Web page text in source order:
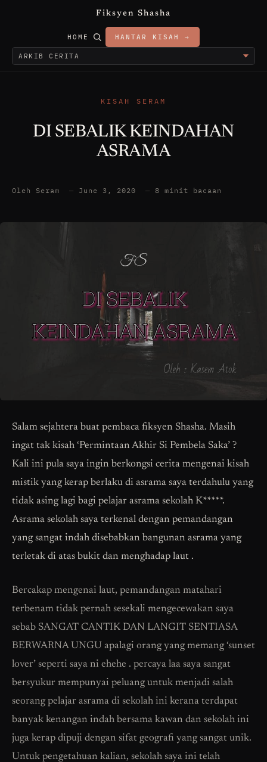
Fiksyen Shasha
HOME HANTAR KISAH →
KISAH SERAM
DI SEBALIK KEINDAHAN
ASRAMA
Oleh Seram — June 3, 2020 — 8 minit bacaan
Salam sejahtera buat pembaca fiksyen Shasha. Masih
ingat tak kisah ‘Permintaan Akhir Si Pembela Saka’ ?
Kali ini pula saya ingin berkongsi cerita mengenai kisah
mistik yang kerap berlaku di asrama saya terdahulu yang
tidak asing lagi bagi pelajar asrama sekolah K*****.
Asrama sekolah saya terkenal dengan pemandangan
yang sangat indah disebabkan bangunan asrama yang
terletak di atas bukit dan menghadap laut .
Bercakap mengenai laut, pemandangan matahari
terbenam tidak pernah sesekali mengecewakan saya
sebab SANGAT CANTIK DAN LANGIT SENTIASA
BERWARNA UNGU apalagi orang yang memang ‘sunset
lover’ seperti saya ni ehehe . percaya laa saya sangat
bersyukur mempunyai peluang untuk menjadi salah
seorang pelajar asrama di sekolah ini kerana terdapat
banyak kenangan indah bersama kawan dan sekolah ini
juga kerap dipuji dengan sifat geografi yang sangat unik.
Untuk pengetahuan kalian, sekolah saya ini telah